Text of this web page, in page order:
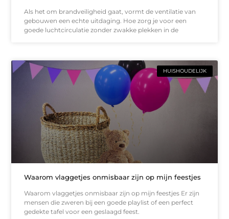
Als het om brandveiligheid gaat, vormt de ventilatie van
gebouwen een echte uitdaging. Hoe zorg je voor een
goede luchtcirculatie zonder zwakke plekken in de
HUISHOUDELIJK
Waarom vlaggetjes onmisbaar zijn op mijn feestjes
Waarom vlaggetjes onmisbaar zijn op mijn feestjes Er zijn
mensen die zweren bij een goede playlist of een perfect
gedekte tafel voor een geslaagd feest.